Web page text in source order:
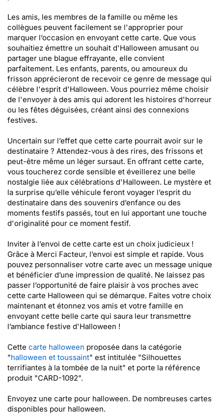
Les amis, les membres de la famille ou même les
collègues peuvent facilement se l'approprier pour
marquer l’occasion en envoyant cette carte. Que vous
souhaitiez émettre un souhait d'Halloween amusant ou
partager une blague effrayante, elle convient
parfaitement. Les enfants, parents, ou amoureux du
frisson apprécieront de recevoir ce genre de message qui
célèbre l'esprit d'Halloween. Vous pourriez même choisir
de l'envoyer à des amis qui adorent les histoires d'horreur
ou les fêtes déguisées, créant ainsi des connexions
festives.
Uncertain sur l’effet que cette carte pourrait avoir sur le
destinataire ? Attendez-vous à des rires, des frissons et
peut-être même un léger sursaut. En offrant cette carte,
vous toucherez corde sensible et éveillerez une belle
nostalgie liée aux célébrations d'Halloween. Le mystère et
la surprise qu’elle véhicule feront voyager l’esprit du
destinataire dans des souvenirs d’enfance ou des
moments festifs passés, tout en lui apportant une touche
d'originalité pour ce moment festif.
Inviter à l’envoi de cette carte est un choix judicieux !
Grâce à Merci Facteur, l’envoi est simple et rapide. Vous
pouvez personnaliser votre carte avec un message unique
et bénéficier d’une impression de qualité. Ne laissez pas
passer l’opportunité de faire plaisir à vos proches avec
cette carte Halloween qui se démarque. Faites votre choix
maintenant et étonnez vos amis et votre famille en
envoyant cette belle carte qui saura leur transmettre
l’ambiance festive d'Halloween !
Cette carte halloween proposée dans la catégorie
"halloween et toussaint" est intitulée "Silhouettes
terrifiantes à la tombée de la nuit" et porte la référence
produit "CARD-1092".
Envoyez une carte pour halloween. De nombreuses cartes
disponibles pour halloween.